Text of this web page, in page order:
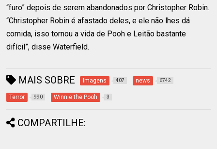
“furo” depois de serem abandonados por Christopher Robin.
“Christopher Robin é afastado deles, e ele não lhes dá
comida, isso tornou a vida de Pooh e Leitão bastante
difícil”, disse Waterfield.
MAIS SOBRE Imagens 407 news 6742
Terror 990 Winnie the Pooh 3
COMPARTILHE: